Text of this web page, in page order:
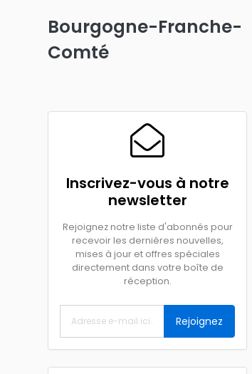
Bourgogne-Franche-
Comté
Inscrivez-vous à notre
newsletter
Rejoignez notre liste d'abonnés pour
recevoir les dernières nouvelles,
mises à jour et offres spéciales
directement dans votre boîte de
réception.
Rejoignez